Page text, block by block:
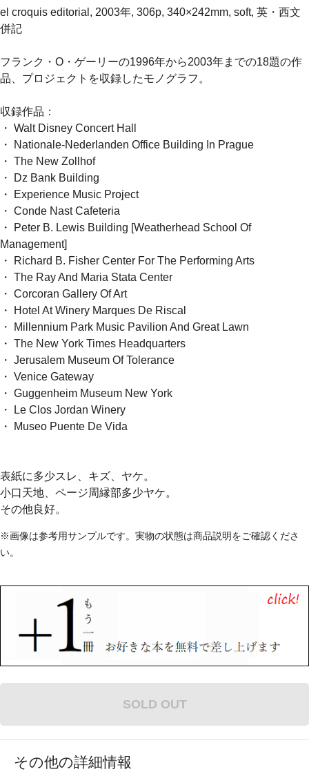
el croquis editorial, 2003年, 306p, 340×242mm, soft, 英・西文
併記
フランク・O・ゲーリーの1996年から2003年までの18題の作
品、プロジェクトを収録したモノグラフ。
収録作品：
・ Walt Disney Concert Hall
・ Nationale-Nederlanden Office Building In Prague
・ The New Zollhof
・ Dz Bank Building
・ Experience Music Project
・ Conde Nast Cafeteria
・ Peter B. Lewis Building [Weatherhead School Of
Management]
・ Richard B. Fisher Center For The Performing Arts
・ The Ray And Maria Stata Center
・ Corcoran Gallery Of Art
・ Hotel At Winery Marques De Riscal
・ Millennium Park Music Pavilion And Great Lawn
・ The New York Times Headquarters
・ Jerusalem Museum Of Tolerance
・ Venice Gateway
・ Guggenheim Museum New York
・ Le Clos Jordan Winery
・ Museo Puente De Vida
表紙に多少スレ、キズ、ヤケ。
小口天地、ページ周縁部多少ヤケ。
その他良好。
※画像は参考用サンプルです。実物の状態は商品説明をご確認くださ
い。
SOLD OUT
その他の詳細情報